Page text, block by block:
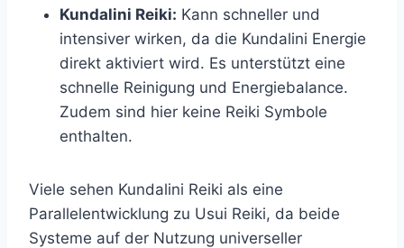
Kundalini Reiki: Kann schneller und
intensiver wirken, da die Kundalini Energie
direkt aktiviert wird. Es unterstützt eine
schnelle Reinigung und Energiebalance.
Zudem sind hier keine Reiki Symbole
enthalten.
Viele sehen Kundalini Reiki als eine
Parallelentwicklung zu Usui Reiki, da beide
Systeme auf der Nutzung universeller